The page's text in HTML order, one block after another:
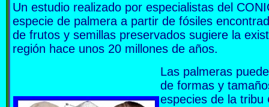
Un estudio realizado por especialistas del
especie de palmera a partir de fósiles
de frutos y semillas preservados sugiere la
región hace unos 20 millones de años.
Las palmeras
de formas y
especies de la tribu